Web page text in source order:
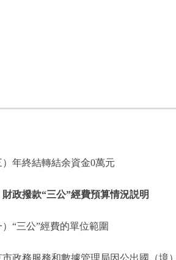
終結轉結余資金0萬元
撥款“三公”經費預算情況説明
三公”經費的單位範圍
務服務和數據管理局因公出國（境）